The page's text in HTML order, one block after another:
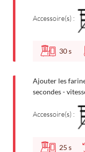
Accessoire(s) :
30s
Ajouter les
secondes -
Accessoire(s) :
25 s